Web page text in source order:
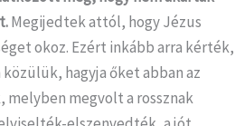
Megijedtek attól, hogy Jézus
okoz. Ezért inkább arra kérték,
hagyja őket abban az
megvolt a rossznak